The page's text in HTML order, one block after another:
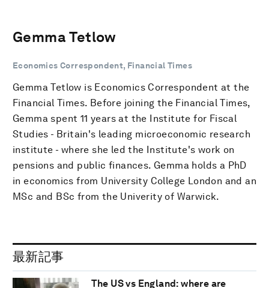
Gemma Tetlow
Economics Correspondent, Financial Times
Gemma Tetlow is Economics Correspondent at the
Financial Times. Before joining the Financial Times,
Gemma spent 11 years at the Institute for Fiscal
Studies - Britain's leading microeconomic research
institute - where she led the Institute's work on
pensions and public finances. Gemma holds a PhD
in economics from University College London and an
MSc and BSc from the Univerity of Warwick.
最新記事
The US vs England: where are